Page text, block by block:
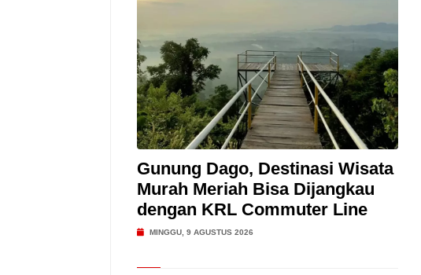
Gunung Dago, Destinasi Wisata
Murah Meriah Bisa Dijangkau
dengan KRL Commuter Line
MINGGU, 9 AGUSTUS 2026